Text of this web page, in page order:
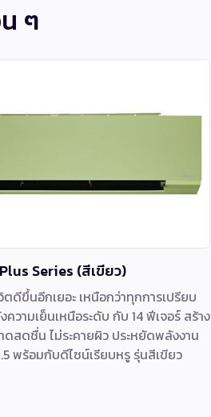
ๆ
Series (สีเขียว)
ขึ้นอีกเยอะ เหนือกว่าทุกการเปรียบ
วามเย็นเหนือระดับ กับ 14 ฟีเจอร์ สร้าง
ดสดชื่น ไม่ระคายผิว ประหยัดพลังงาน
พร้อมกับดีไซน์เรียบหรู รุ่นสีเขียว